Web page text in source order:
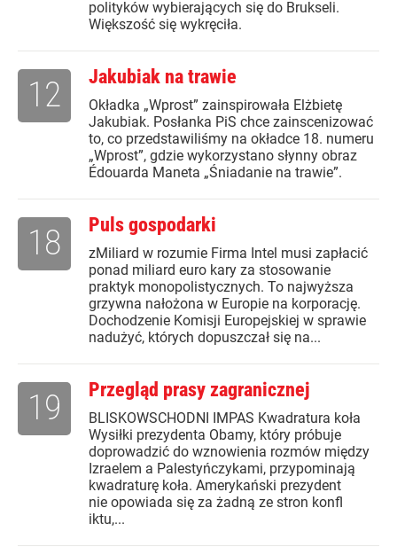
polityków wybierających się do Brukseli.
Większość się wykręciła.
Jakubiak na trawie
Okładka „Wprost” zainspirowała Elżbietę
Jakubiak. Posłanka PiS chce zainscenizować
to, co przedstawiliśmy na okładce 18. numeru
„Wprost”, gdzie wykorzystano słynny obraz
Édouarda Maneta „Śniadanie na trawie”.
12
Puls gospodarki
zMiliard w rozumie Firma Intel musi zapłacić
ponad miliard euro kary za stosowanie
praktyk monopolistycznych. To najwyższa
grzywna nałożona w Europie na korporację.
Dochodzenie Komisji Europejskiej w sprawie
nadużyć, których dopuszczał się na...
18
Przegląd prasy zagranicznej
BLISKOWSCHODNI IMPAS Kwadratura koła
Wysiłki prezydenta Obamy, który próbuje
doprowadzić do wznowienia rozmów między
Izraelem a Palestyńczykami, przypominają
kwadraturę koła. Amerykański prezydent
nie opowiada się za żadną ze stron konfl
iktu,...
19